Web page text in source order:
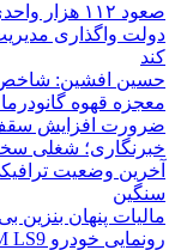
صعود ۱۱۲ هزار واحدی شاخص بورس در معاملات امروز
دولت واگذاری
کند
حسین افشین:
معجزه قهوه
ضرورت افزایش سقف وام
خبرنگاری؛ شغلی
آخرین وضعیت
سنگین
مالیات پنهان بنزین